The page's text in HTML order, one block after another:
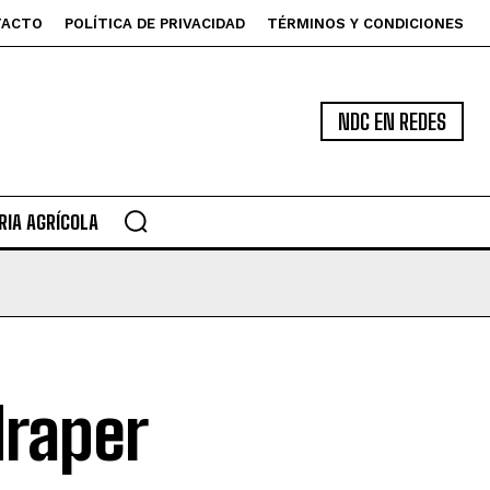
POLÍTICA DE PRIVACIDAD TÉRMINOS Y CONDICIONES
NDC EN REDES
AGRÍCOLA